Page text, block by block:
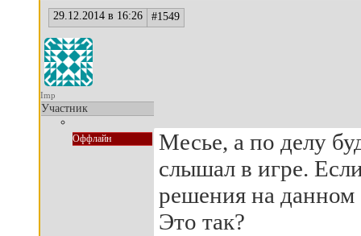
29.12.2014 в 16:26 #1549
Imp
Участник
Оффлайн
Месье, а по делу
слышал в игре.
решения на данном
Это так?